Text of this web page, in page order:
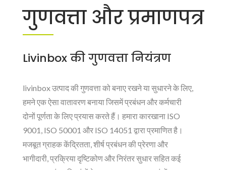
गुणवत्ता और प्रमाणपत्र
Livinbox की गुणवत्ता नियंत्रण
livinbox उत्पाद की गुणवत्ता को बनाए रखने या सुधारने के लिए,
हमने एक ऐसा वातावरण बनाया जिसमें प्रबंधन और कर्मचारी
दोनों पूर्णता के लिए प्रयास करते हैं। हमारा कारखाना ISO
9001, ISO 50001 और ISO 14051 द्वारा प्रमाणित है।
मजबूत ग्राहक केंद्रितता, शीर्ष प्रबंधन की प्रेरणा और
भागीदारी, प्रक्रिया दृष्टिकोण और निरंतर सुधार सहित कई